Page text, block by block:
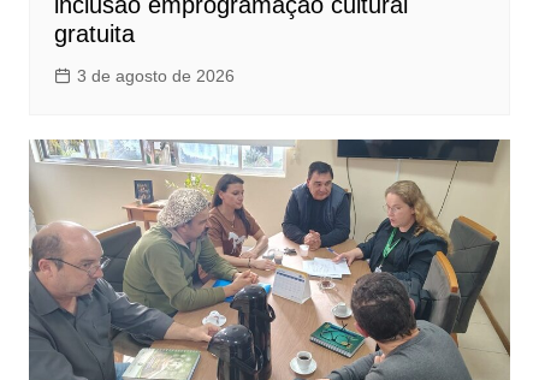
gratuita
3 de agosto de 2026